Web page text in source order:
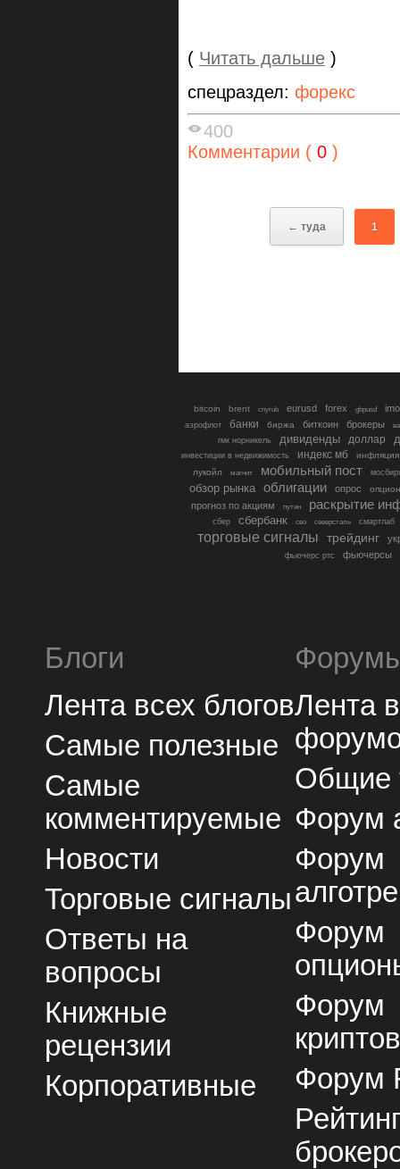
( Читать дальше )
спецраздел: форекс
400
Комментарии ( 0 )
← туда 1
bitcoin brent cnyrub eurusd forex gbpusd
аэрофлот банки биржа биткоин брокеры
гмк норникель
дивиденды доллар
инвестиции в недвижимость индекс мб
инфляция
лукойл
магнит мобильный пост
обзор рынка облигации опрос
прогноз по акциям путин раскрытие
сбер сбербанк сво северсталь смартлаб
торговые сигналы трейдинг
фьючерс ртс фьючерсы
Блоги
Лента всех блогов
Самые полезные
Самые
комментируемые
Новости
Торговые сигналы
Ответы на
вопросы
Книжные
рецензии
Корпоративные
Лента
Общие
Форум
Форум
Форум
Форум
Форум